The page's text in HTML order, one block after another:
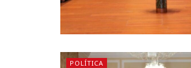
POLÍTICA